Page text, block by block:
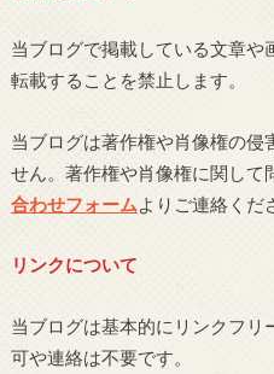
当ブログで掲載している文章
転載することを禁止します。
当ブログは著作権や肖像権の侵
せん。著作権や肖像権に関して
合わせフォームよりご連絡くだ
リンクについて
当ブログは基本的にリンクフ
可や連絡は不要です。